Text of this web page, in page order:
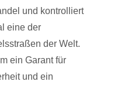
und kontrolliert
eine der
der Welt.
ein Garant für
und ein